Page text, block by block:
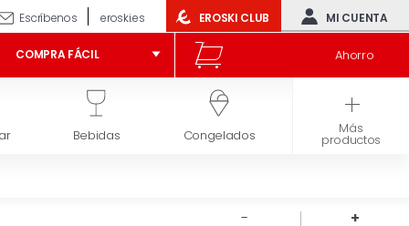
Escríbenos eroski.es EROSKI CLUB MI CUENTA
COMPRA FÁCIL Ahorro
Bebidas Congelados Higiene y belleza
Más
productos